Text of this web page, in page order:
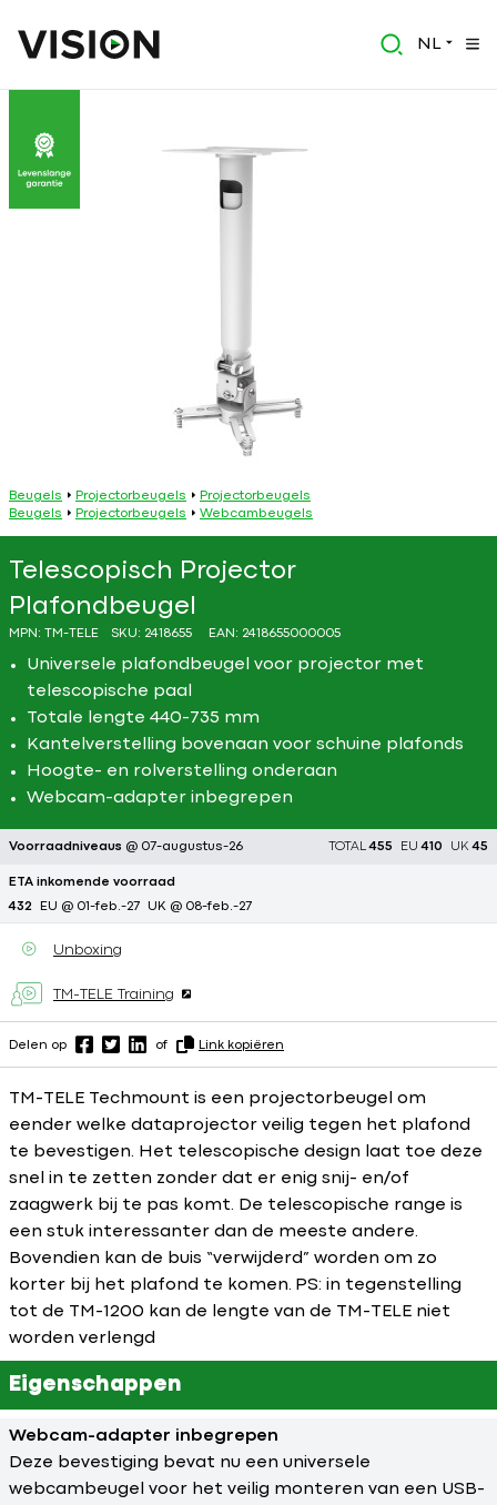
NL
Beugels Projectorbeugels
Projectorbeugels
Beugels
Projectorbeugels Webcambeugels
Telescopisch Projector
Plafondbeugel
MPN: TM-TELE SKU: 2418655 EAN: 2418655000005
Universele plafondbeugel voor projector met
telescopische paal
Totale lengte 440-735 mm
Kantelverstelling bovenaan voor schuine plafonds
Hoogte- en rolverstelling onderaan
Webcam-adapter inbegrepen
Voorraadniveaus @ 07-augustus-26 TOTAL455 EU410 UK45
ETA inkomende voorraad
432 EU @ 01-feb.-27 UK @ 08-feb.-27
Unboxing
TM-TELE Training
Delen op of Link kopiëren
TM-TELE Techmount is een projectorbeugel om
eender welke dataprojector veilig tegen het plafond
te bevestigen. Het telescopische design laat toe deze
snel in te zetten zonder dat er enig snij- en/of
zaagwerk bij te pas komt. De telescopische range is
een stuk interessanter dan de meeste andere.
Bovendien kan de buis “verwijderd” worden om zo
korter bij het plafond te komen. PS: in tegenstelling
tot de TM-1200 kan de lengte van de TM-TELE niet
worden verlengd
Eigenschappen
Webcam-adapter inbegrepen
Deze bevestiging bevat nu een universele
webcambeugel voor het veilig monteren van een USB-